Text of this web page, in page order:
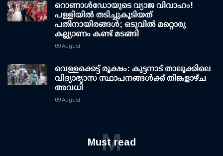
റൊണാള്‍ഡോയുടെ വ്യാജ വിവാഹം!
പള്ളിയില്‍ തടിച്ചുകൂടിയത്
പതിനായിരങ്ങള്‍; ഒടുവില്‍ മറ്റൊരു
കല്ല്യാണം കണ്ട് മടങ്ങി
09 August
വെള്ളക്കെട്ട് രൂക്ഷം: കുട്ടനാട് താലൂക്കിലെ
വിദ്യാഭ്യാസ സ്ഥാപനങ്ങള്‍ക്ക് തിങ്കളാഴ്ച
അവധി
09 August
Must read
M